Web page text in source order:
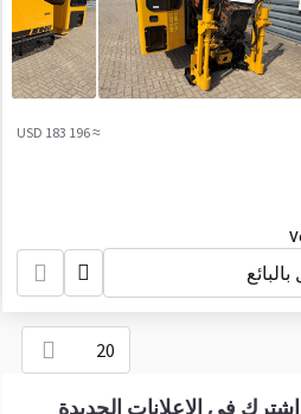
≈ 183 196 USD
20
في الإعلانات الجديدة